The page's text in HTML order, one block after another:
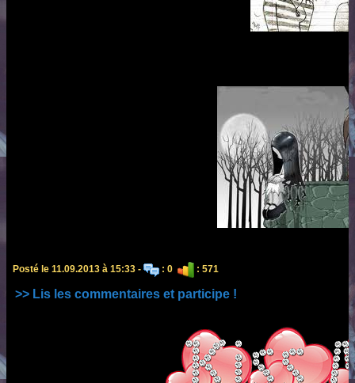
Posté le 11.09.2013 à 15:33 - : 0 : 571
>> Lis les commentaires et participe !